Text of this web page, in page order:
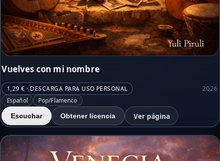
Vuelves con mi nombre
1,29 € · DESCARGA PARA USO PERSONAL 2026
Español Pop/Flamenco
Escuchar Obtener licencia Ver página